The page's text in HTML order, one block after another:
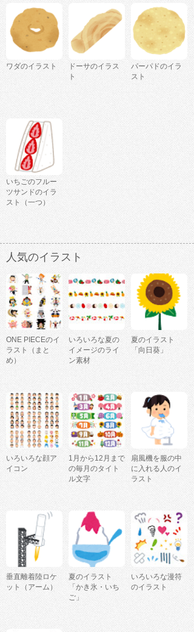
ワダのイラスト
ドーサのイラス
ト
パーパドのイラ
スト
いちごのフルー
ツサンドのイラ
スト（一つ）
人気のイラスト
ONE PIECEのイ
ラスト（まと
め）
いろいろな夏の
イメージのライ
ン素材
夏のイラスト
「向日葵」
いろいろな顔ア
イコン
1月から12月まで
の毎月のタイト
ル文字
扇風機を服の中
に入れる人のイ
ラスト
垂直離着陸ロケ
ット（アーム）
夏のイラスト
「かき氷・いち
ご」
いろいろな漫符
のイラスト